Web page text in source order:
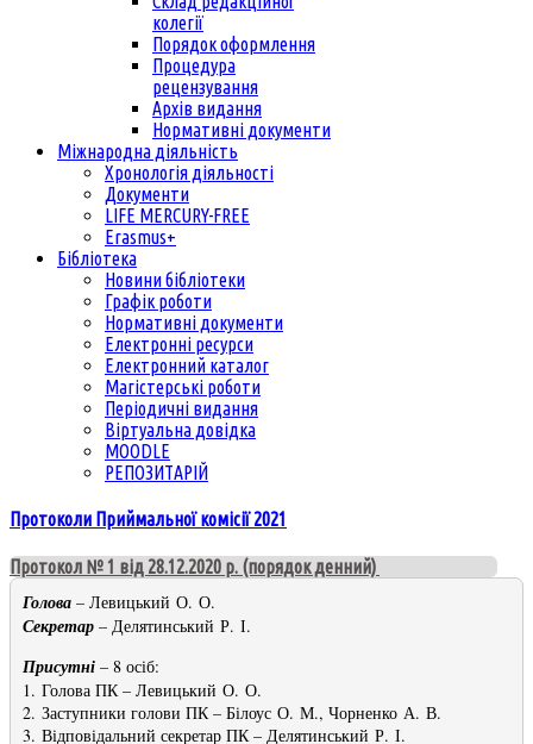
колегії
Порядок оформлення
Процедура
рецензування
Архів видання
Нормативні документи
Міжнародна діяльність
Хронологія діяльності
Документи
LIFE MERCURY-FREE
Erasmus+
Бібліотека
Новини бібліотеки
Графік роботи
Нормативні документи
Електронні ресурси
Електронний каталог
Магістерські роботи
Періодичні видання
Віртуальна довідка
MOODLE
РЕПОЗИТАРІЙ
Протоколи Приймальної комісії 2021
Протокол № 1 від 28.12.2020 р. (порядок денний)
Голова – Левицький О. О.
Секретар – Делятинський Р. І.
Присутні – 8 осіб:
1. Голова ПК – Левицький О. О.
2. Заступники голови ПК – Білоус О. М., Чорненко А. В.
3. Відповідальний секретар ПК – Делятинський Р. І.